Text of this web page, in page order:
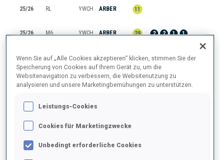
25/26 RL YWCH ARBER 11
25/26 M6 YWCH ARBER 29 2 2 1 1
25/26 SP YWCH ARBER 10 3 0
25/26 MR YWCH ARBER
25/26 IN YWCH
Wenn Sie auf „Alle Cookies akzeptieren“ klicken, stimmen Sie der
Speicherung von Cookies auf Ihrem Gerät zu, um die
Websitenavigation zu verbessern, die Websitenutzung zu
analysieren und unsere Marketingbemühungen zu unterstützen.
Leistungs-Cookies
Cookies für Marketingzwecke
Unbedingt erforderliche Cookies